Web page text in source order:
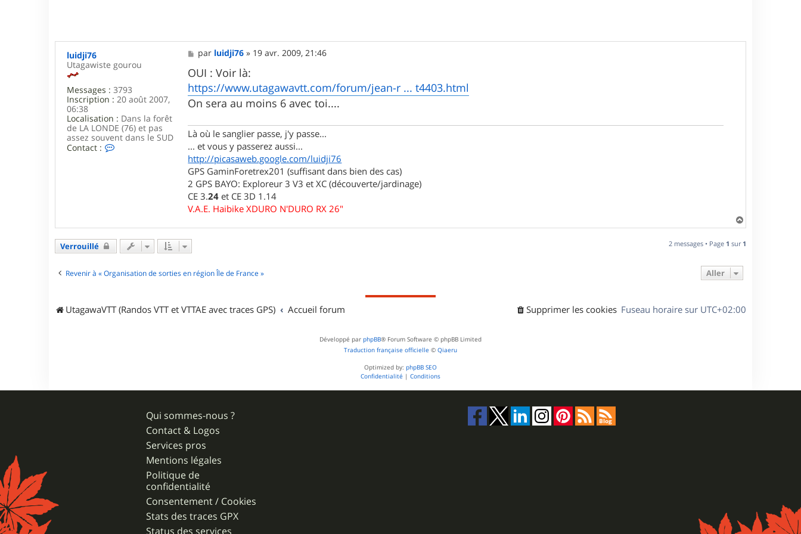
luidji76
Utagawiste gourou
Messages : 3793
Inscription : 20 août 2007,
06:38
Localisation : Dans la forêt
de LA LONDE (76) et pas
assez souvent dans le SUD
Contact :
l
u
i
j
i
M
e
s
s
a
g
e
par luidji76 » 19 avr. 2009, 21:46
OUI : Voir là:
https://www.utagawavtt.com/forum/jean-r ... t4403.html
On sera au moins 6 avec toi....
Là où le sanglier passe, j'y passe...
... et vous y passerez aussi...
http://picasaweb.google.com/luidji76
GPS GaminForetrex201 (suffisant dans bien des cas)
2 GPS BAYO: Exploreur 3 V3 et XC (découverte/jardinage)
CE 3.24 et CE 3D 1.14
V.A.E. Haibike XDURO N'DURO RX 26"
a
t
Verrouillé 2 messages • Page 1 sur 1
Revenir à « Organisation de sorties en région Île de France » Aller
UtagawaVTT (Randos VTT et VTTAE avec traces GPS) Accueil forum Fuseau horaire sur UTC+02:00
Supprimer les cookies
Développé par phpBB® Forum Software © phpBB Limited
Traduction française officielle © Qiaeru
Optimized by: phpBB SEO
Confidentialité | Conditions
Qui sommes-nous ?
Contact & Logos
Services pros
Mentions légales
Politique de
confidentialité
Consentement / Cookies
Stats des traces GPX
Status des services